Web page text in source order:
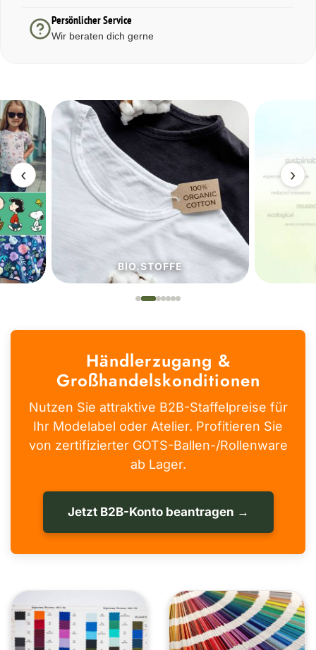
Persönlicher Service
Wir beraten dich gerne
‹
BIO.STOFFE
›
Händlerzugang &
Großhandelskonditionen
Nutzen Sie attraktive B2B-Staffelpreise für
Ihr Modelabel oder Atelier. Profitieren Sie
von zertifizierter GOTS-Ballen-/Rollenware
ab Lager.
Jetzt B2B-Konto beantragen →